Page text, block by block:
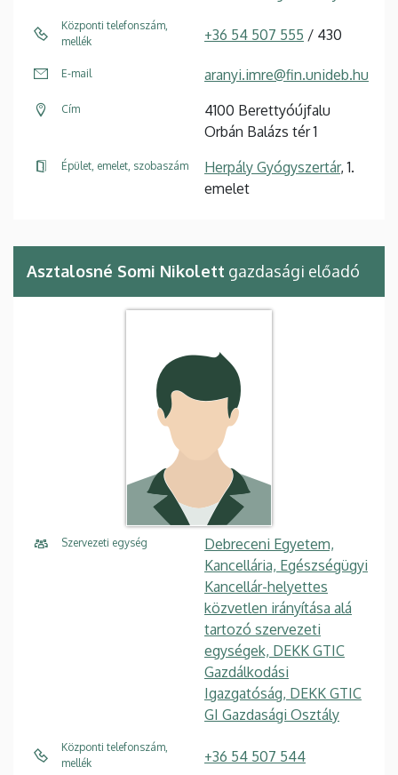
Központi telefonszám,
mellék
+36 54 507 555 / 430
E-mail aranyi.imre@fin.unideb.hu
Cím
4100 Berettyóújfalu
Orbán Balázs tér 1
Épület, emelet, szobaszám Herpály Gyógyszertár, 1.
emelet
Asztalosné Somi Nikolett gazdasági előadó
Szervezeti egység
Debreceni Egyetem,
Kancellária, Egészségügyi
Kancellár-helyettes
közvetlen irányítása alá
tartozó szervezeti
egységek, DEKK GTIC
Gazdálkodási
Igazgatóság, DEKK GTIC
GI Gazdasági Osztály
Központi telefonszám,
mellék
+36 54 507 544